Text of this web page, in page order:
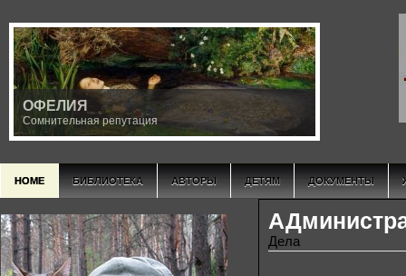
ОФЕЛИЯ
Сомнительная репутация
HOME БИБЛИОТЕКА АВТОРЫ ДЕТЯМ ДОКУМЕНТЫ
Дела